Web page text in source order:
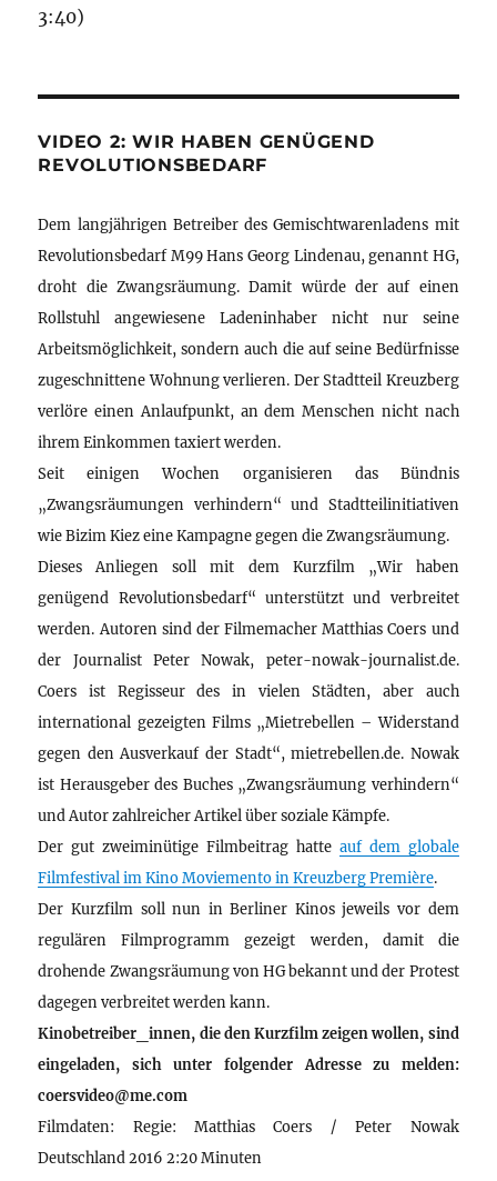
3:40)
VIDEO 2: WIR HABEN GENÜGEND
REVOLUTIONSBEDARF
Dem langjährigen Betreiber des Gemischtwarenladens mit
Revolutionsbedarf M99 Hans Georg Lindenau, genannt HG,
droht die Zwangsräumung. Damit würde der auf einen
Rollstuhl angewiesene Ladeninhaber nicht nur seine
Arbeitsmöglichkeit, sondern auch die auf seine Bedürfnisse
zugeschnittene Wohnung verlieren. Der Stadtteil Kreuzberg
verlöre einen Anlaufpunkt, an dem Menschen nicht nach
ihrem Einkommen taxiert werden.
Seit einigen Wochen organisieren das Bündnis
„Zwangsräumungen verhindern“ und Stadtteilinitiativen
wie Bizim Kiez eine Kampagne gegen die Zwangsräumung.
Dieses Anliegen soll mit dem Kurzfilm „Wir haben
genügend Revolutionsbedarf“ unterstützt und verbreitet
werden. Autoren sind der Filmemacher Matthias Coers und
der Journalist Peter Nowak, peter-nowak-journalist.de.
Coers ist Regisseur des in vielen Städten, aber auch
international gezeigten Films „Mietrebellen – Widerstand
gegen den Ausverkauf der Stadt“, mietrebellen.de. Nowak
ist Herausgeber des Buches „Zwangsräumung verhindern“
und Autor zahlreicher Artikel über soziale Kämpfe.
Der gut zweiminütige Filmbeitrag hatte auf dem globale
Filmfestival im Kino Moviemento in Kreuzberg Première.
Der Kurzfilm soll nun in Berliner Kinos jeweils vor dem
regulären Filmprogramm gezeigt werden, damit die
drohende Zwangsräumung von HG bekannt und der Protest
dagegen verbreitet werden kann.
Kinobetreiber_innen, die den Kurzfilm zeigen wollen, sind
eingeladen, sich unter folgender Adresse zu melden:
coersvideo@me.com
Filmdaten: Regie: Matthias Coers / Peter Nowak
Deutschland 2016 2:20 Minuten